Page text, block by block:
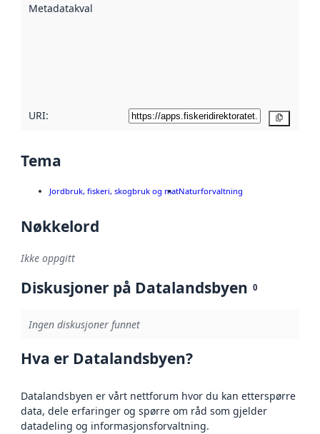
Metadatakvalitet
URI:
Tema
Jordbruk, fiskeri, skogbruk og matNaturforvaltning
Nøkkelord
Ikke oppgitt
Diskusjoner på Datalandsbyen 0
Ingen diskusjoner funnet
Hva er Datalandsbyen?
Datalandsbyen er vårt nettforum hvor du kan etterspørre
data, dele erfaringer og spørre om råd som gjelder
datadeling og informasjonsforvaltning.